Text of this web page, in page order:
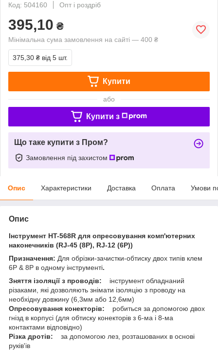
Код: 504160
Опт і роздріб
395,10 ₴
Мінімальна сума замовлення на сайті — 400 ₴
375,30 ₴ від 5 шт.
Купити
або
Купити з
Що таке купити з Пром?
Замовлення під захистом
Опис Характеристики Доставка Оплата Умови
Опис
Інструмент HT-568R для опресовування комп'ютерних
наконечників (RJ-45 (8P), RJ-12 (6P))
Призначення: Для обрізки-зачистки-обтиску двох типів клем
6P & 8P в одному інструменті.
Зняття ізоляції з проводів: інструмент обладнаний
різаками, які дозволяють знімати ізоляцію з проводу на
необхідну довжину (6,3мм або 12,6мм)
Опресовування конекторів:
робиться за допомогою двох
гнізд в корпусі (для обтиску конекторів з 6-ма і 8-ма
контактами відповідно)
Різка дротів: за допомогою лез, розташованих в основі
руків'ів